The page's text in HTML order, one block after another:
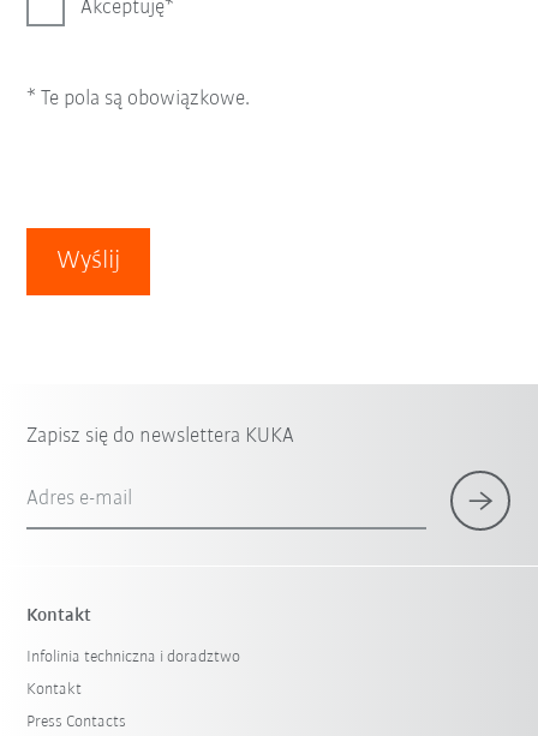
Akceptuję
* Te pola są obowiązkowe.
Wyślij
Zapisz się do newslettera KUKA
Adres e-mail
Kontakt
Infolinia techniczna i doradztwo
Kontakt
Press Contacts